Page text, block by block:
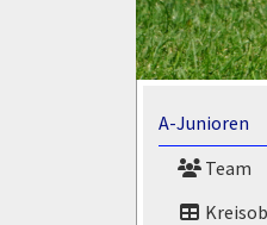
A-Junioren
Team